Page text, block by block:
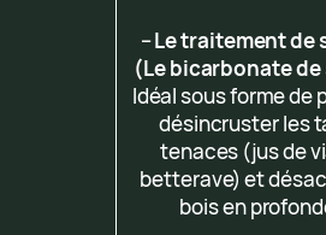
–Le traitement de
(Le bicarbonate de
Idéal sous forme de
désincruster les
tenaces (jus de
betterave) et
bois en